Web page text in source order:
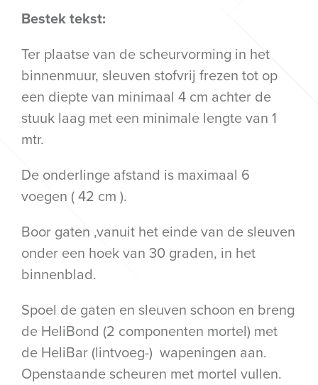
Bestek tekst:
Ter plaatse van de scheurvorming in het
binnenmuur, sleuven stofvrij frezen tot op
een diepte van minimaal 4 cm achter de
stuuk laag met een minimale lengte van 1
mtr.
De onderlinge afstand is maximaal 6
voegen ( 42 cm ).
Boor gaten ,vanuit het einde van de sleuven
onder een hoek van 30 graden, in het
binnenblad.
Spoel de gaten en sleuven schoon en breng
de HeliBond (2 componenten mortel) met
de HeliBar (lintvoeg-) wapeningen aan.
Openstaande scheuren met mortel vullen.